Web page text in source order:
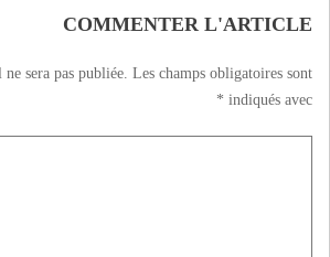
COMMENTER L'ARTICLE
sera pas publiée. Les champs obligatoires sont
indiqués avec
*